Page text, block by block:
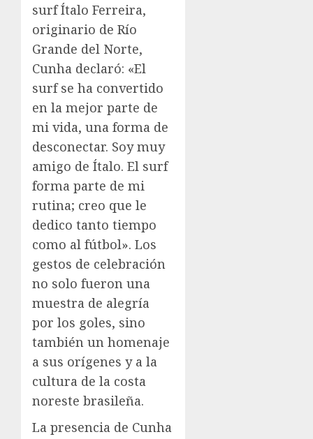
surf Ítalo Ferreira,
originario de Río
Grande del Norte,
Cunha declaró: «El
surf se ha convertido
en la mejor parte de
mi vida, una forma de
desconectar. Soy muy
amigo de Ítalo. El surf
forma parte de mi
rutina; creo que le
dedico tanto tiempo
como al fútbol». Los
gestos de celebración
no solo fueron una
muestra de alegría
por los goles, sino
también un homenaje
a sus orígenes y a la
cultura de la costa
noreste brasileña.
La presencia de Cunha